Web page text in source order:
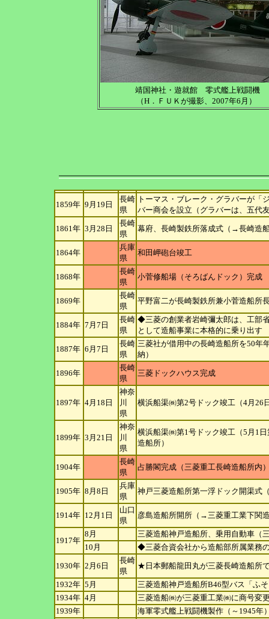
靖国神社・遊就館 零式艦上戦闘機
（H．ＦＵＫが撮影、2007年6月）
1859年 9月19日
長崎
県
トーマス・ブレーク・グラバーが「
バー商会を設立（グラバーは、五代
1861年 3月28日
長崎
県
幕府、長崎製鉄所落成式（→長崎造
1864年
兵庫
県
和田岬砲台竣工
1868年
長崎
県
小菅修船場（そろばんドック）完成
1869年
長崎
県
平野富二が長崎製鉄所兼小菅造船所
1884年 7月7日
長崎
県
◆三菱の創業者岩崎彌太郎は、工部
として造船事業に本格的に乗り出す
1887年 6月7日
長崎
県
三菱社が借用中の長崎造船所を50年
納）
1896年
長崎
県
三菱ドックハウス完成
1897年 4月18日
神奈
川
県
横浜船渠㈱第2号ドック竣工（4月
1899年 3月21日
神奈
川
県
横浜船渠㈱第1号ドック竣工（5月1
造船所）
1904年
長崎
県
占勝閣完成（三菱重工長崎造船所内
1905年 8月8日
兵庫
県
神戸三菱造船所第一浮ドック開渠式
1914年 12月1日
山口
県
彦島造船所開所（→三菱重工業下関
1917年
8月
三菱造船神戸造船所、乗用自動車（
10月
◆三菱合資会社から造船部所属業務
1930年 2月6日
長崎
県
★日本郵船龍田丸が三菱長崎造船所
1932年 5月
三菱造船神戸造船所B46型バス「ふ
1934年 4月
三菱造船㈱が三菱重工業㈱に商号変
1939年
海軍零式艦上戦闘機製作（～1945年